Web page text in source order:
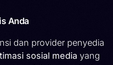
Anda
dan provider penyedia
sosial media yang